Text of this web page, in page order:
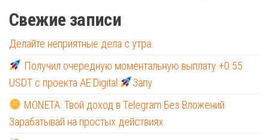
Свежие записи
Делайте неприятные дела с утра.
Получил очередную моментальную выплату +0.55
USDT с проекта AE Digital
Запу
MONETA: Твой доход в Telegram Без Вложений
Зарабатывай на простых действиях: